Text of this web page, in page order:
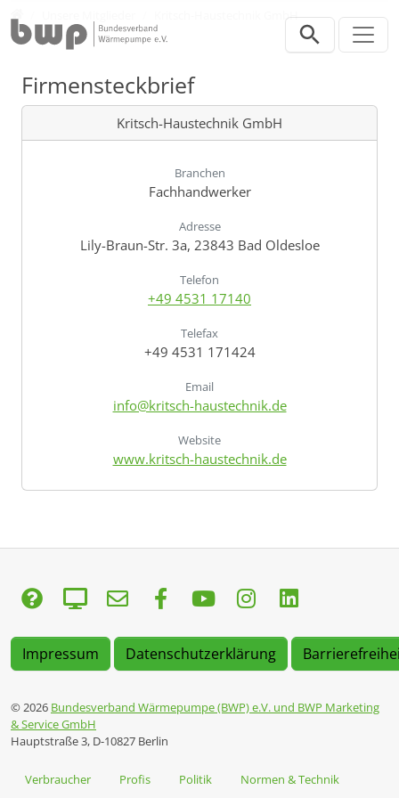
Kritsch-Haustechnik GmbH
Firmensteckbrief
Kritsch-Haustechnik GmbH
Branchen
Fachhandwerker
Adresse
Lily-Braun-Str. 3a, 23843 Bad Oldesloe
Telefon
+49 4531 17140
Telefax
+49 4531 171424
Email
info@kritsch-haustechnik.de
Website
www.kritsch-haustechnik.de
Impressum Datenschutzerklärung
© 2026 Bundesverband Wärmepumpe (BWP) e.V. und BWP Marketing
& Service GmbH
Hauptstraße 3, D-10827 Berlin
Verbraucher Profis Politik Normen & Technik